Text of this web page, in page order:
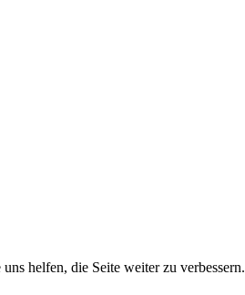
helfen, die Seite weiter zu verbessern.